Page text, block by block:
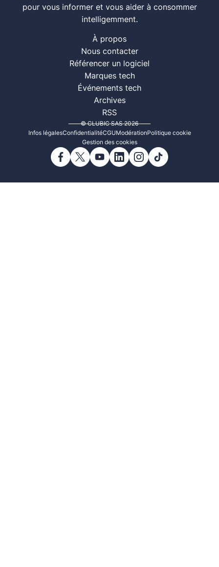
pour vous informer et vous aider à consommer
intelligemment.
À propos
Nous contacter
Référencer un logiciel
Marques tech
Événements tech
Archives
RSS
© CLUBIC SAS 2026
Infos légalesConfidentialitéCGUModérationPolitique cookie
Gestion des cookies